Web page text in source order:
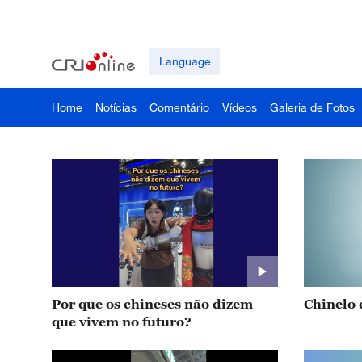
Language
Home Notícias Comentário Vídeos Galeria de Fotos
Por que os chineses não dizem
que vivem no futuro?
Chinelo